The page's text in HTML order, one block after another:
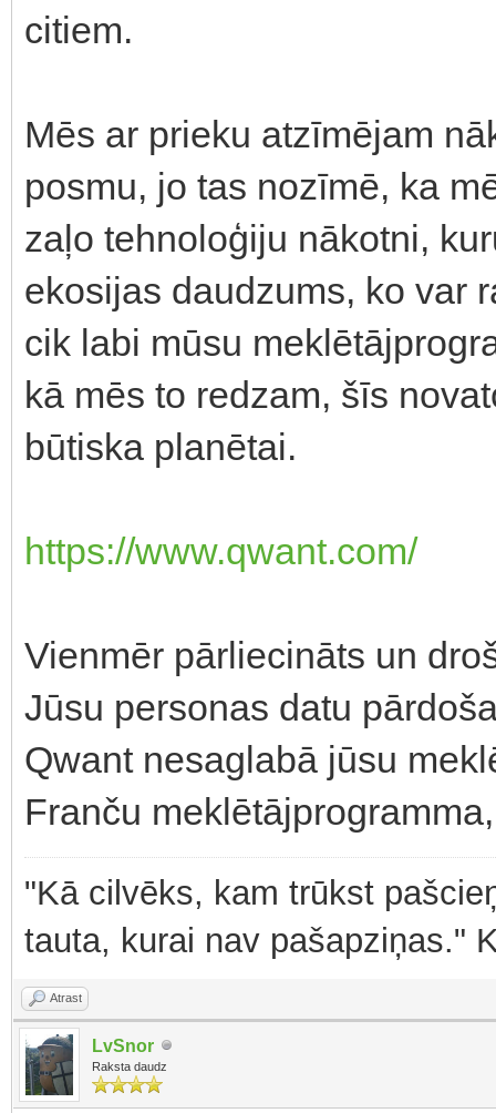
citiem.
Mēs ar prieku atzīmējam
posmu, jo tas nozīmē, ka
zaļo tehnoloģiju nākotni,
ekosijas daudzums, ko var
cik labi mūsu
kā mēs to redzam, šīs
būtiska planētai.
https://www.qwant.com/
Vienmēr pārliecināts un
Jūsu personas datu
Qwant nesaglabā jūsu
Franču
"Kā cilvēks, kam trūkst
tauta, kurai nav pašapziņas."
Atrast
LvSnor
Raksta daudz